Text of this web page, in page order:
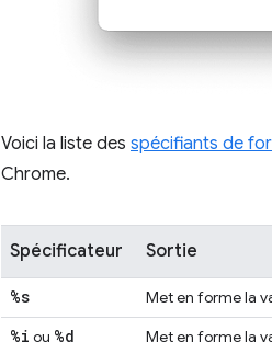
Voici la liste des spécifiants de
Chrome.
Spécificateur Sortie
%s Met en forme la
%i ou %d Met en forme la